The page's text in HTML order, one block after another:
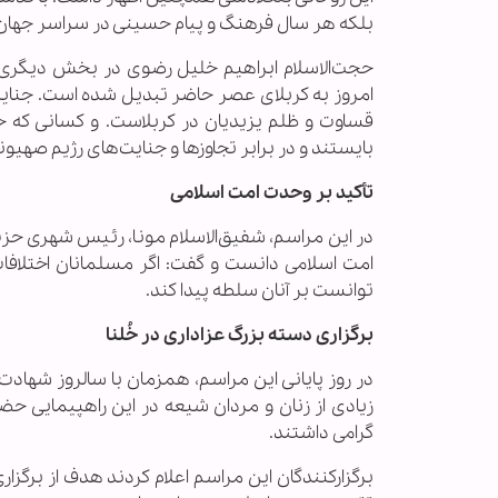
بلکه هر سال فرهنگ و پیام حسینی در سراسر
حجت‌الاسلام ابراهیم خلیل رضوی در بخش
امروز به کربلای عصر حاضر تبدیل شده است.
قساوت و ظلم یزیدیان در کربلاست. و کسانی که
بایستند و در برابر تجاوزها و جنایت‌های رژیم
تأکید بر وحدت امت اسلامی
در این مراسم، شفیق‌الاسلام مونا، رئیس شهری
امت اسلامی دانست و گفت: اگر مسلمانان
توانست بر آنان سلطه پیدا کند.
برگزاری دسته بزرگ عزاداری در خُلنا
در روز پایانی این مراسم، همزمان با سالروز
زیادی از زنان و مردان شیعه در این راهپیمایی
گرامی داشتند.
برگزارکنندگان این مراسم اعلام کردند هدف از